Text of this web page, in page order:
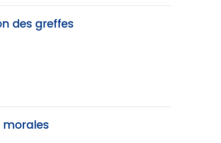
des greffes
morales